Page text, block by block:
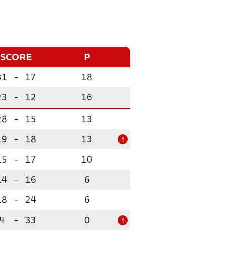
SCORE P
- 17 18
- 12 16
- 15 13
- 18 13 !
- 17 10
- 16 6
- 24 6
- 33 0 !